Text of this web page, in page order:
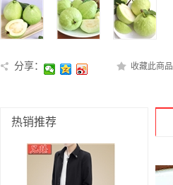
分享： 收藏此商品
热销推荐